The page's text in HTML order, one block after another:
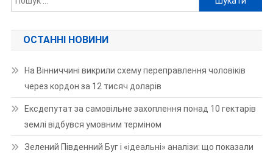
ОСТАННІ НОВИНИ
На Вінниччині викрили схему переправлення чоловіків
через кордон за 12 тисяч доларів
Ексдепутат за самовільне захоплення понад 10 гектарів
землі відбувся умовним терміном
Зелений Південний Буг і «ідеальні» аналізи: що показали